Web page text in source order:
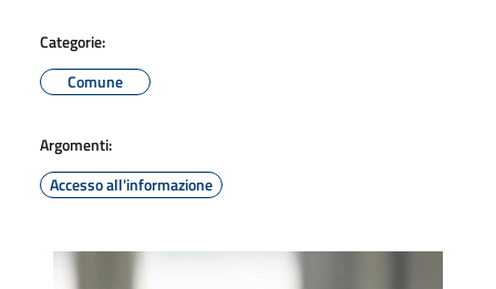
Categorie:
Comune
Argomenti:
Accesso all'informazione